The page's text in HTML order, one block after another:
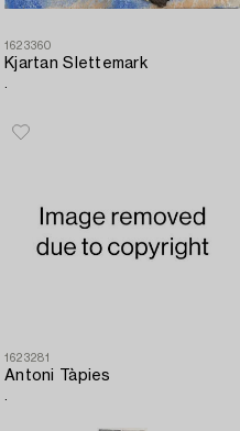
1623360
Kjartan Slettemark
1623281
Antoni Tàpies